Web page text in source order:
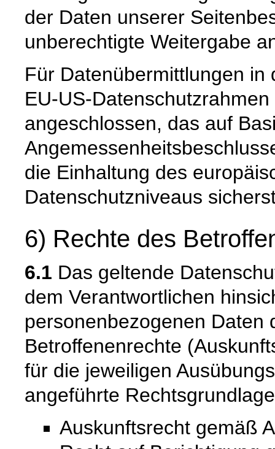
der Daten unserer
unberechtigte Weitergabe
Für Datenübermittlungen in
EU-US-
angeschlossen, das auf
die Einhaltung des
Datenschutzniveaus
6) Rechte des
6.1 Das geltende
dem Verantwortlichen
personenbezogenen Daten
Betroffenenrechte
für die jeweiligen
angeführte
Auskunftsrecht gemäß